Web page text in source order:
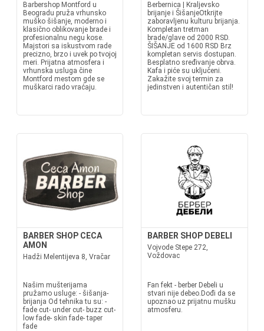
Barbershop Montford u
Beogradu pruža vrhunsko
muško šišanje, moderno i
klasično oblikovanje brade i
profesionalnu negu kose.
Majstori sa iskustvom rade
precizno, brzo i uvek po tvojoj
meri. Prijatna atmosfera i
vrhunska usluga čine
Montford mestom gde se
muškarci rado vraćaju.
Berbernica | Kraljevsko
brijanje i ŠišanjeOtkrijte
zaboravljenu kulturu brijanja.
Kompletan tretman
brade/glave od 2000 RSD.
ŠIŠANJE od 1600 RSD Brz
kompletan servis dostupan.
Besplatno sređivanje obrva.
Kafa i piće su uključeni.
Zakažite svoj termin za
jedinstven i autentičan stil!
BARBER SHOP CECA
AMON
Hadži Melentijeva 8, Vračar
Našim mušterijama
pružamo usluge: - šišanja-
brijanja Od tehnika tu su: -
fade cut- under cut- buzz cut-
low fade- skin fade- taper
fade
BARBER SHOP DEBELI
Vojvode Stepe 272,
Voždovac
Fan fekt - berber Debeli u
stvari nije debeo.Dođi da se
upoznao uz prijatnu mušku
atmosferu.